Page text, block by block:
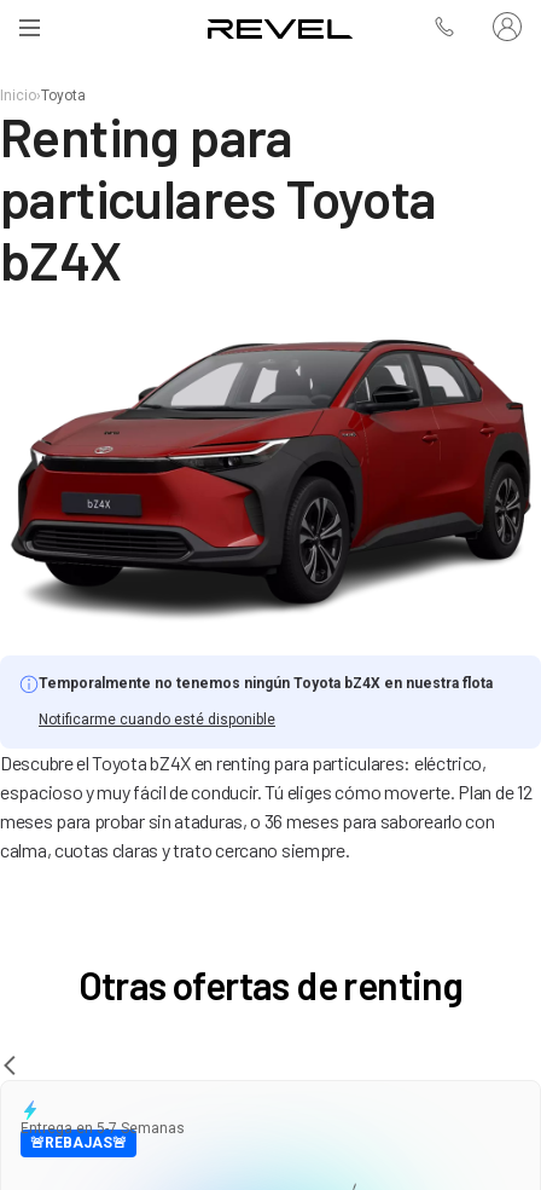
Inicio›Toyota
Renting para
particulares Toyota
bZ4X
Temporalmente no tenemos ningún Toyota bZ4X en nuestra flota
Notificarme cuando esté disponible
Descubre el Toyota bZ4X en renting para particulares: eléctrico,
espacioso y muy fácil de conducir. Tú eliges cómo moverte. Plan de 12
meses para probar sin ataduras, o 36 meses para saborearlo con
calma, cuotas claras y trato cercano siempre.
Otras ofertas de renting
Entrega en 5-7 Semanas
🚨REBAJAS🚨